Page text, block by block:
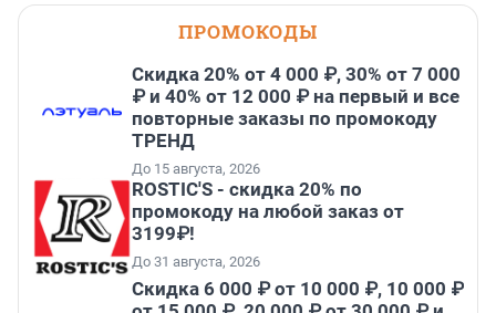
ПРОМОКОДЫ
Скидка 20% от 4 000 ₽, 30% от 7 000
₽ и 40% от 12 000 ₽ на первый и все
повторные заказы по промокоду
ТРЕНД
До 15 августа, 2026
ROSTIC'S - скидка 20% по
промокоду на любой заказ от
3199₽!
До 31 августа, 2026
Скидка 6 000 ₽ от 10 000 ₽, 10 000 ₽